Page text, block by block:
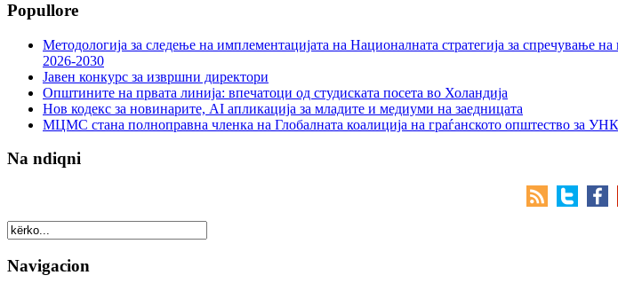
Popullore
Методологија за следење на имплементацијата на Националната стратегија за спречување
2026-2030
Јавен конкурс за извршни директори
Општините на првата линија: впечатоци од студиската посета во Холандија
Нов кодекс за новинарите, AI апликација за младите и медиуми на заедницата
МЦМС стана полноправна членка на Глобалната коалиција на граѓанското општество за
Na ndiqni
Navigacion